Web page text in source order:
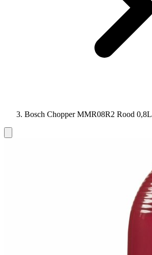
Bosch Chopper MMR08R2 Rood 0,8L